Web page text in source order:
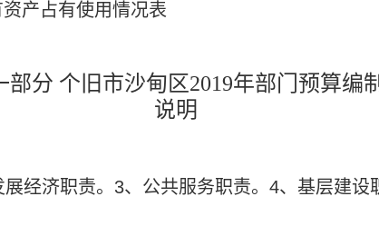
产占有使用情况表
部分 个旧市沙甸区2019年部门预算编制
说明
经济职责。 3、公共服务职责。 4、基层建设